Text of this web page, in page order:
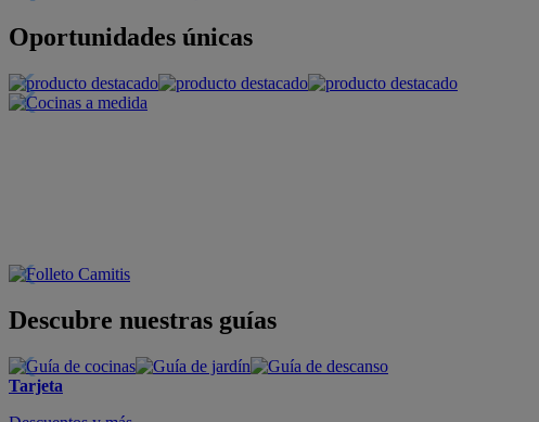
Oportunidades únicas
Descubre nuestras guías
Tarjeta